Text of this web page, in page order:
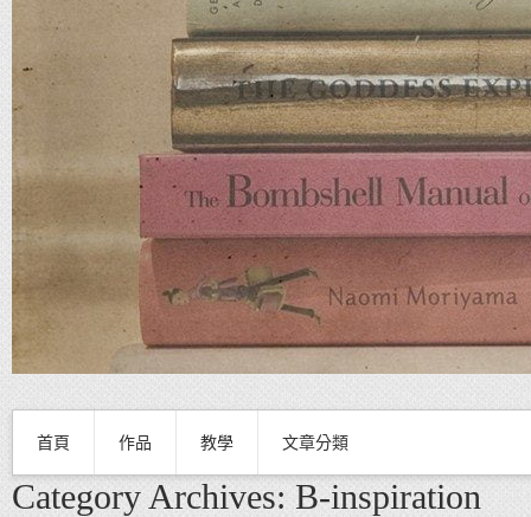
首頁 作品 教學 文章分類
Category Archives: B-inspiration